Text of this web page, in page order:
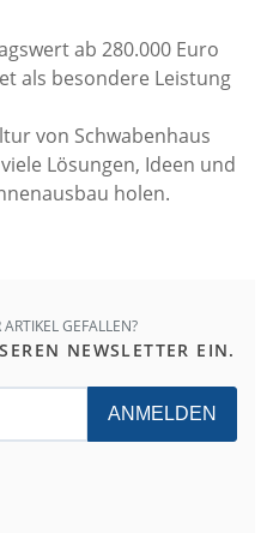
ab 280.000 Euro
als besondere Leistung
von Schwabenhaus
Lösungen, Ideen und
holen.
GEFALLEN?
NEWSLETTER EIN.
ANMELDEN